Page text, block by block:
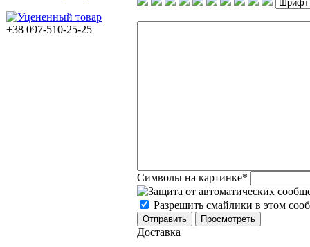
+38 097-510-25-25
Символы на картинке*
Разрешить смайлики в этом
Доставка